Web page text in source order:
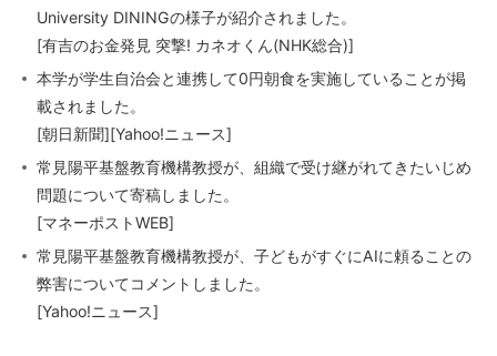
University DININGの様子が紹介されました。
[有吉のお金発見 突撃! カネオくん(NHK総合)]
本学が学生自治会と連携して0円朝食を実施していることが掲
載されました。
[朝日新聞][Yahoo!ニュース]
常見陽平基盤教育機構教授が、組織で受け継がれてきたいじめ
問題について寄稿しました。
[マネーポストWEB]
常見陽平基盤教育機構教授が、子どもがすぐにAIに頼ることの
弊害についてコメントしました。
[Yahoo!ニュース]